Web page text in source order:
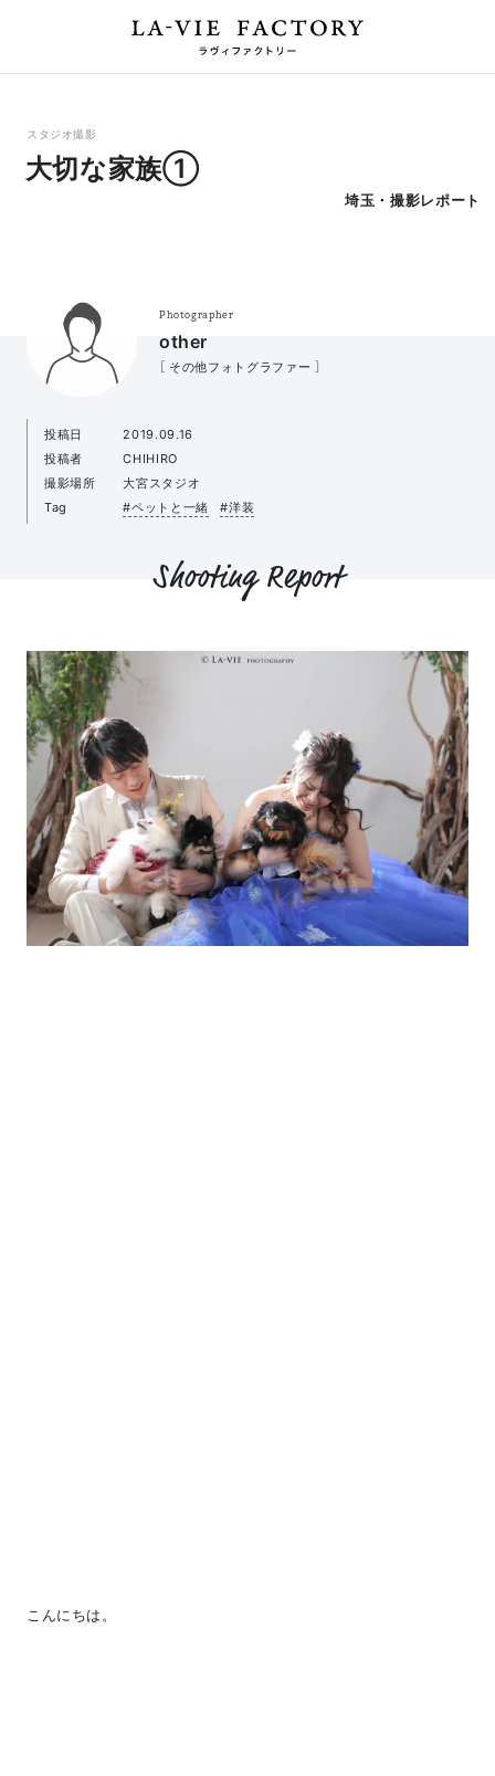
スタジオ撮影
大切な家族①
埼玉・撮影レポート
Photographer
other
［ その他フォトグラファー ］
投稿日
2019.09.16
投稿者
CHIHIRO
撮影場所
大宮スタジオ
Tag
#ペットと一緒 #洋装
Shooting Report
こんにちは。